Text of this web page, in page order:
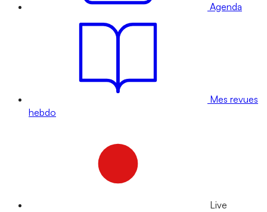
Agenda
Mes revues
hebdo
Live